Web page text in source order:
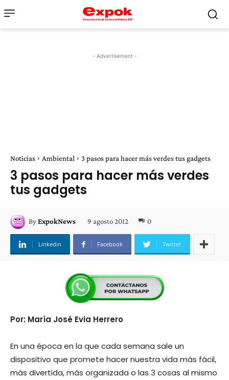
- Advertisement -
Noticias Ambiental 3 pasos para hacer más verdes tus gadgets
3 pasos para hacer más verdes
tus gadgets
ByExpokNews 9 agosto 2012 0
Linkedin Facebook Twitter
Por: María José Evia Herrero
En una época en la que cada semana sale un
dispositivo que promete hacer nuestra vida más fácil,
más divertida, más organizada o las 3 cosas al mismo